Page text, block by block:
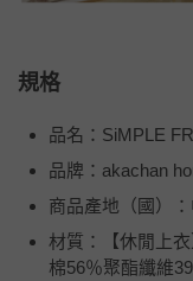
規格
品名：SiMPLE
品牌：akachan
商品產地（國）
材質：【休閒上
棉56％聚酯纖維